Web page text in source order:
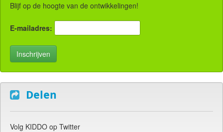
Blijf op de hoogte van de ontwikkelingen!
E-mailadres:
Delen
Volg KIDDO op Twitter